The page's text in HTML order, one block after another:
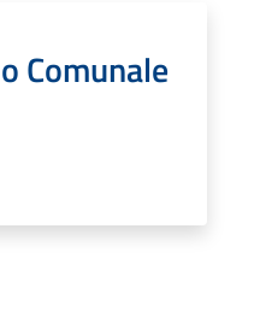
Comunale